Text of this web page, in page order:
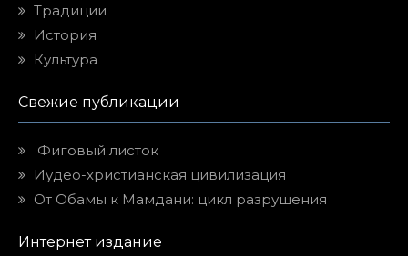
Традиции
История
Культура
Свежие публикации
Фиговый листок
Иудео-христианская цивилизация
От Обамы к Мамдани: цикл разрушения
Интернет издание